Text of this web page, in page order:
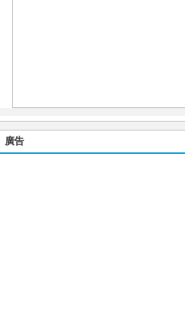
廣告